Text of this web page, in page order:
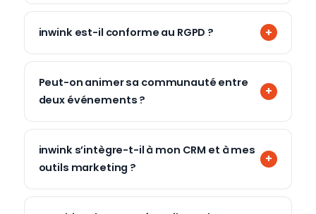
inwink est-il conforme au RGPD ?
Peut-on animer sa communauté entre
deux événements ?
inwink s’intègre-t-il à mon CRM et à mes
outils marketing ?